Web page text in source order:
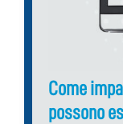
Come
possono